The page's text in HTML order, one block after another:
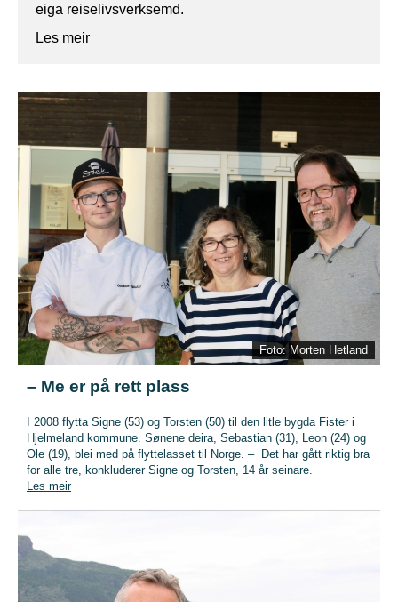
eiga reiselivsverksemd.
Les meir
Foto: Morten Hetland
– Me er på rett plass
I 2008 flytta Signe (53) og Torsten (50) til den litle bygda Fister i
Hjelmeland kommune. Sønene deira, Sebastian (31), Leon (24) og
Ole (19), blei med på flyttelasset til Norge. – Det har gått riktig bra
for alle tre, konkluderer Signe og Torsten, 14 år seinare.
Les meir